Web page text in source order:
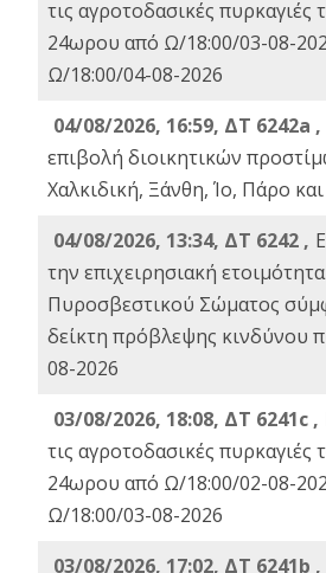
τις αγροτοδασικές πυρκαγιές
24ωρου από Ω/18:00/03-08-
Ω/18:00/04-08-2026
04/08/2026, 16:59, ΔΤ 6242a ,
επιβολή διοικητικών
Χαλκιδική, Ξάνθη, Ίο, Πάρο
04/08/2026, 13:34, ΔΤ 6242 ,
την επιχειρησιακή
Πυροσβεστικού Σώματος
δείκτη πρόβλεψης κινδύνου
08-2026
03/08/2026, 18:08, ΔΤ 6241c ,
τις αγροτοδασικές πυρκαγιές
24ωρου από Ω/18:00/02-08-
Ω/18:00/03-08-2026
03/08/2026, 17:02, ΔΤ 6241b ,